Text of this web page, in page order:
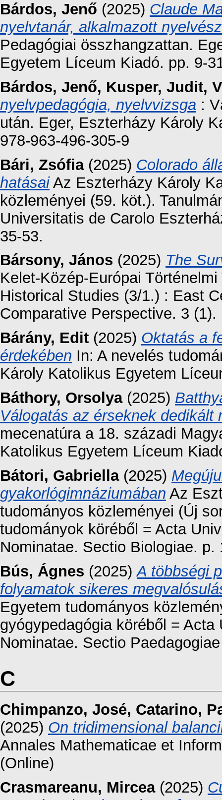
Bárdos, Jenő (2025) Claude
nyelvtanár, alkalmazott
Pedagógiai összhangzattan.
Egyetem Líceum Kiadó. pp. 9-
Bárdos, Jenő, Kusper, Judit,
nyelvpedagógia, nyelvvizsga :
után. Eger, Eszterházy Károly
978-963-496-305-9
Bári, Zsófia(2025) Colorado
hatásaiAz Eszterházy Károly
közleményei (59. köt.).
Universitatis de Carolo
35-53.
Bársony, János (2025) The
Kelet-Közép-Európai
Historical Studies (3/1.) : East
Comparative Perspective. 3 (1).
Bárány, Edit (2025) Oktatás a
érdekében In: A nevelés
Károly Katolikus Egyetem
Báthory, Orsolya(2025)
Válogatás az érseknek dedikált
mecenatúra a 18. századi
Katolikus Egyetem Líceum
Bátori, Gabriella(2025)
gyakorlógimnáziumában Az
tudományos közleményei (Új
tudományok köréből = Acta
Nominatae. Sectio Biologiae. p.
Bús, Ágnes (2025)A többségi
folyamatok sikeres
Egyetem tudományos
gyógypedagógia köréből =
Nominatae. Sectio
C
Chimpanzo, José, Catarino,
(2025) On tridimensional
Annales Mathematicae et
(Online)
Crasmareanu, Mircea(2025)